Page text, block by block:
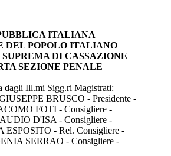
ITALIANA
DEL POPOLO ITALIANO
DI CASSAZIONE
SEZIONE PENALE
dagli Ill.mi Sigg.ri Magistrati:
BRUSCO - Presidente -
FOTI - Consigliere -
D'ISA - Consigliere -
ESPOSITO - Rel. Consigliere -
SERRAO - Consigliere -